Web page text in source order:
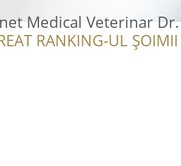
Medical Veterinar
RANKING-UL ȘOIMII